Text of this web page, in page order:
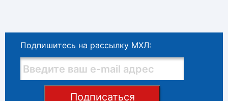
Подпишитесь на рассылку МХЛ:
Подписаться